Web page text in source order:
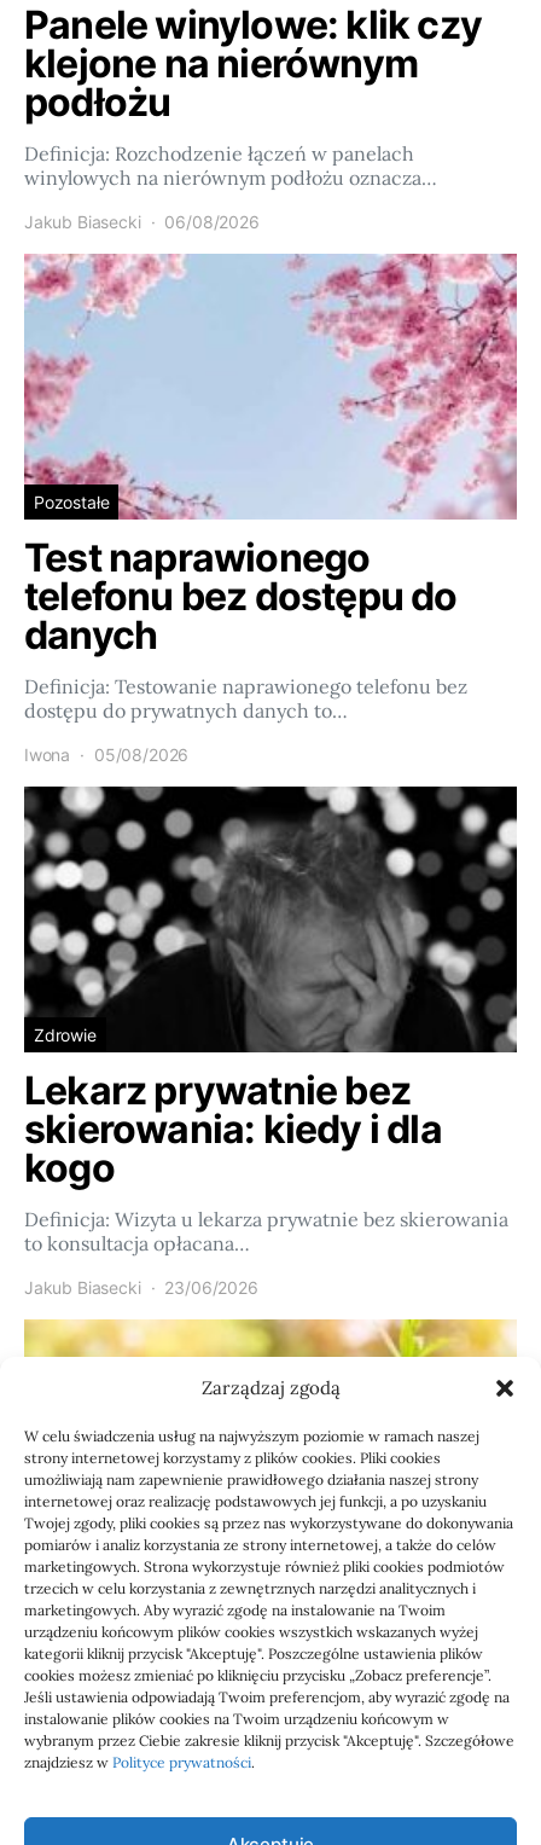
Zarządzaj zgodą
W celu świadczenia usług na najwyższym poziomie w ramach naszej
strony internetowej korzystamy z plików cookies. Pliki cookies
umożliwiają nam zapewnienie prawidłowego działania naszej strony
internetowej oraz realizację podstawowych jej funkcji, a po uzyskaniu
Twojej zgody, pliki cookies są przez nas wykorzystywane do dokonywania
pomiarów i analiz korzystania ze strony internetowej, a także do celów
marketingowych. Strona wykorzystuje również pliki cookies podmiotów
trzecich w celu korzystania z zewnętrznych narzędzi analitycznych i
marketingowych. Aby wyrazić zgodę na instalowanie na Twoim
urządzeniu końcowym plików cookies wszystkich wskazanych wyżej
kategorii kliknij przycisk "Akceptuję". Poszczególne ustawienia plików
cookies możesz zmieniać po kliknięciu przycisku „Zobacz preferencje”.
Jeśli ustawienia odpowiadają Twoim preferencjom, aby wyrazić zgodę na
instalowanie plików cookies na Twoim urządzeniu końcowym w
wybranym przez Ciebie zakresie kliknij przycisk "Akceptuję". Szczegółowe
znajdziesz w Polityce prywatności.
Panele winylowe: klik czy
klejone na nierównym
podłożu
Definicja: Rozchodzenie łączeń w panelach
winylowych na nierównym podłożu oznacza…
Jakub Biasecki 06/08/2026
Pozostałe
Test naprawionego
telefonu bez dostępu do
danych
Definicja: Testowanie naprawionego telefonu bez
dostępu do prywatnych danych to…
Iwona 05/08/2026
Zdrowie
Lekarz prywatnie bez
skierowania: kiedy i dla
kogo
Definicja: Wizyta u lekarza prywatnie bez skierowania
to konsultacja opłacana…
Jakub Biasecki 23/06/2026
Usługi
Jak sprawdzić przejęcie
zaległości przez biuro
Definicja: Weryfikacja, czy nowe biuro rachunkowe
przejmie zaległości w dokumentach,…